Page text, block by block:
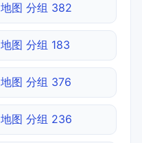
地图 分组 382
地图 分组 183
地图 分组 376
地图 分组 236